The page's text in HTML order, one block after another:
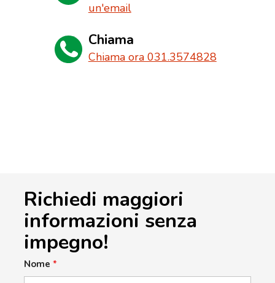
un'email
Chiama
Chiama ora 031.3574828
Richiedi maggiori
informazioni senza
impegno!
Nome *